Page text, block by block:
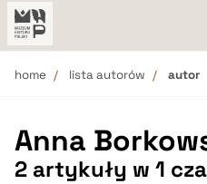
home lista autorów autor
Anna
2 artykuły w 1